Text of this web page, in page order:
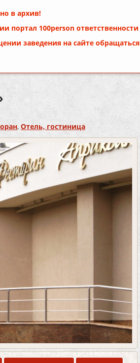
в архив!
портал 100person
заведения на сайте обращаться
, Отель, гостиница